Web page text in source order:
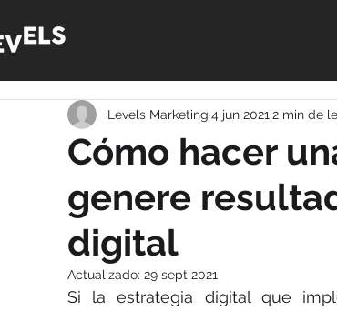
Cómo hacer
genere
digital
Levels Marketing 4 jun 2021 2 min de
Actualizado: 29 sept 2021
Si la estrategia digital que